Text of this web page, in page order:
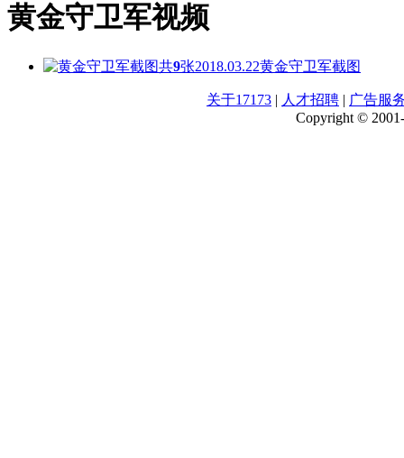
黄金守卫军视频
共9张2018.03.22黄金守卫军截图
关于17173 | 人才招聘 | 广告服
Copyright ©